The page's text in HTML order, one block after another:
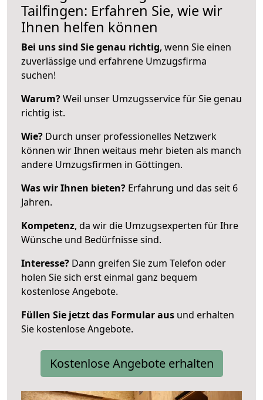
Tailfingen: Erfahren Sie, wie wir
Ihnen helfen können
Bei uns sind Sie genau richtig, wenn Sie einen
zuverlässige und erfahrene Umzugsfirma
suchen!
Warum?Weil unser Umzugsservice für Sie genau
richtig ist.
Wie? Durch unser professionelles Netzwerk
können wir Ihnen weitaus mehr bieten als manch
andere Umzugsfirmen in Göttingen.
Was wir Ihnen bieten? Erfahrung und das seit 6
Jahren.
Kompetenz, da wir die Umzugsexperten für Ihre
Wünsche und Bedürfnisse sind.
Interesse? Dann greifen Sie zum Telefon oder
holen Sie sich erst einmal ganz bequem
kostenlose Angebote.
Füllen Sie jetzt das Formular aus und erhalten
Sie kostenlose Angebote.
Kostenlose Angebote erhalten